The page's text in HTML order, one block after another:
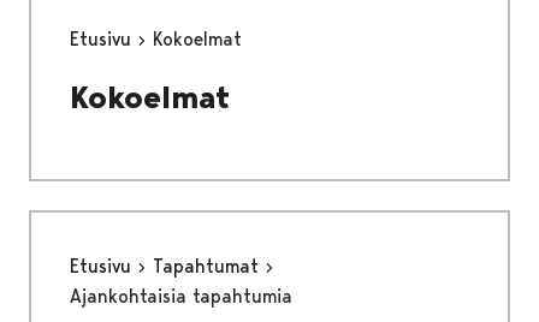
Etusivu Kokoelmat
Kokoelmat
Etusivu
Tapahtumat
Ajankohtaisia tapahtumia